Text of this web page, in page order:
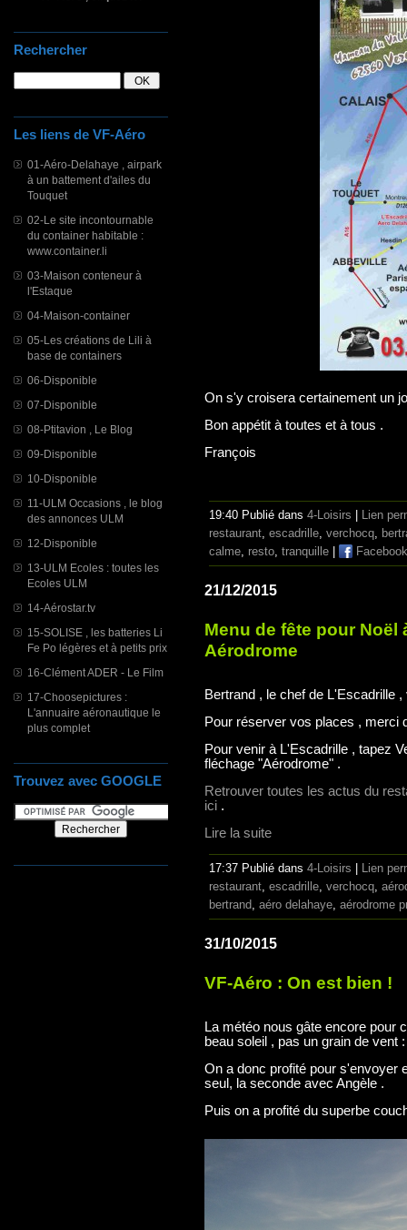
Rechercher
Les liens de VF-Aéro
01-Aéro-Delahaye , airpark
à un battement d'ailes du
Touquet
02-Le site incontournable
du container habitable :
www.container.li
03-Maison conteneur à
l'Estaque
04-Maison-container
05-Les créations de Lili à
base de containers
06-Disponible
07-Disponible
08-Ptitavion , Le Blog
09-Disponible
10-Disponible
11-ULM Occasions , le blog
des annonces ULM
12-Disponible
13-ULM Ecoles : toutes les
Ecoles ULM
14-Aérostar.tv
15-SOLISE , les batteries Li
Fe Po légères et à petits prix
16-Clément ADER - Le Film
17-Choosepictures :
L'annuaire aéronautique le
plus complet
Trouvez avec GOOGLE
On s'y croisera certainement un
Bon appétit à toutes et à tous .
François
19:40 Publié dans 4-Loisirs
Lien
restaurant, escadrille, verchocq,
calme, resto, tranquille Facebook
21/12/2015
Menu de fête pour
Aérodrome
Bertrand , le chef de L'Escadrille
Pour réserver vos places , merci
Pour venir à L'Escadrille , tapez
fléchage "Aérodrome" .
Retrouver toutes les actus du
ici .
Lire la suite
17:37 Publié dans 4-Loisirs
Lien
restaurant, escadrille, verchocq,
bertrand, aéro delahaye, aérodrome
31/10/2015
VF-Aéro : On est bien !
La météo nous gâte encore pour
beau soleil , pas un grain de vent
On a donc profité pour s'envoyer
seul, la seconde avec Angèle .
Puis on a profité du superbe